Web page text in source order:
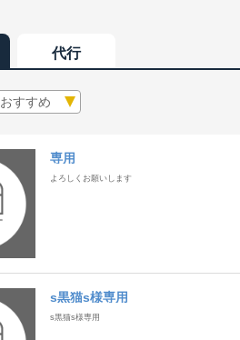
代行
おすすめ
専用
よろしくお願いします
s黒猫s様専用
s黒猫s様専用